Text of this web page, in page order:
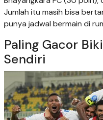
Jumlah itu masih bisa
punya jadwal bermain di
Paling Gacor
Sendiri